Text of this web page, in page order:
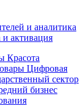
и аналитика
активация
Красота
Цифровая
сектор
бизнес